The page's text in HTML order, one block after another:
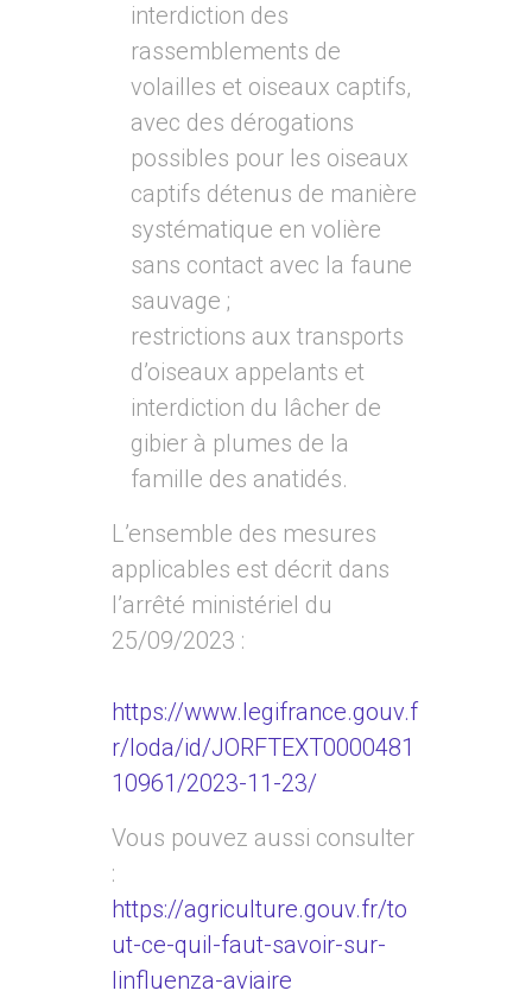
interdiction des
rassemblements de
volailles et oiseaux captifs,
avec des dérogations
possibles pour les oiseaux
captifs détenus de manière
systématique en volière
sans contact avec la faune
sauvage ;
restrictions aux transports
d’oiseaux appelants et
interdiction du lâcher de
gibier à plumes de la
famille des anatidés.
L’ensemble des mesures
applicables est décrit dans
l’arrêté ministériel du
25/09/2023 :
https://www.legifrance.gouv.f
r/loda/id/JORFTEXT0000481
10961/2023-11-23/
Vous pouvez aussi consulter
:
https://agriculture.gouv.fr/to
ut-ce-quil-faut-savoir-sur-
linfluenza-aviaire